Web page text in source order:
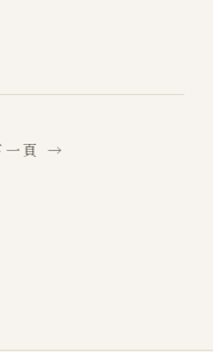
一頁 →